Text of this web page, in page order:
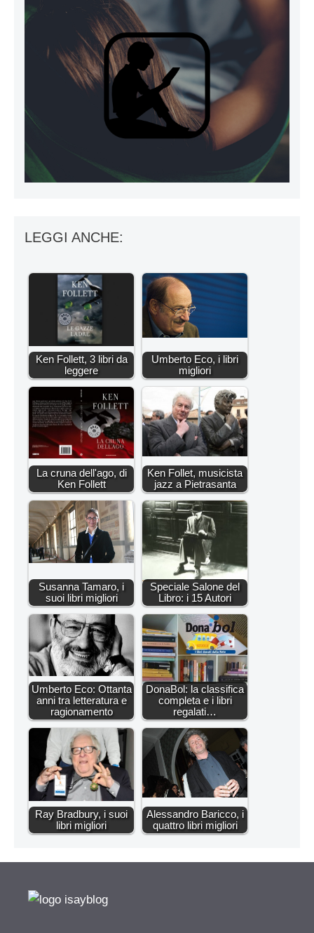
LEGGI ANCHE:
Ken Follett, 3 libri da
leggere
Umberto Eco, i libri
migliori
La cruna dell'ago, di
Ken Follett
Ken Follet, musicista
jazz a Pietrasanta
Susanna Tamaro, i
suoi libri migliori
Speciale Salone del
Libro: i 15 Autori
Umberto Eco: Ottanta
anni tra letteratura e
ragionamento
DonaBol: la classifica
completa e i libri
regalati…
Ray Bradbury, i suoi
libri migliori
Alessandro Baricco, i
quattro libri migliori